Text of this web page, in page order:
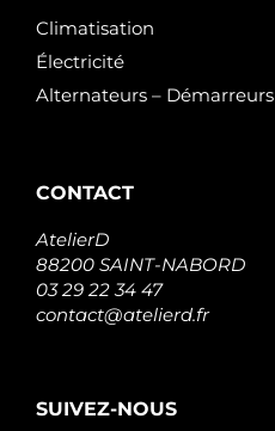
Climatisation
Électricité
Alternateurs – Démarreurs
CONTACT
AtelierD
88200 SAINT-NABORD
03 29 22 34 47
contact@atelierd.fr
SUIVEZ-NOUS